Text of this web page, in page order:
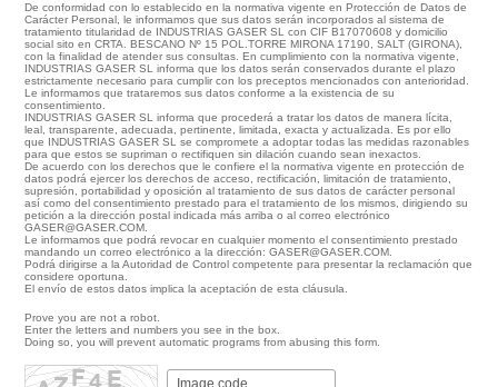
De conformidad con lo establecido en la normativa vigente en Protección de Datos de
Carácter Personal, le informamos que sus datos serán incorporados al sistema de
tratamiento titularidad de INDUSTRIAS GASER SL con CIF B17070608 y domicilio
social sito en CRTA. BESCANO Nº 15 POL.TORRE MIRONA 17190, SALT (GIRONA),
con la finalidad de atender sus consultas. En cumplimiento con la normativa vigente,
INDUSTRIAS GASER SL informa que los datos serán conservados durante el plazo
estrictamente necesario para cumplir con los preceptos mencionados con anterioridad.
Le informamos que trataremos sus datos conforme a la existencia de su
consentimiento.
INDUSTRIAS GASER SL informa que procederá a tratar los datos de manera lícita,
leal, transparente, adecuada, pertinente, limitada, exacta y actualizada. Es por ello
que INDUSTRIAS GASER SL se compromete a adoptar todas las medidas razonables
para que estos se supriman o rectifiquen sin dilación cuando sean inexactos.
De acuerdo con los derechos que le confiere el la normativa vigente en protección de
datos podrá ejercer los derechos de acceso, rectificación, limitación de tratamiento,
supresión, portabilidad y oposición al tratamiento de sus datos de carácter personal
así como del consentimiento prestado para el tratamiento de los mismos, dirigiendo su
petición a la dirección postal indicada más arriba o al correo electrónico
GASER@GASER.COM.
Le informamos que podrá revocar en cualquier momento el consentimiento prestado
mandando un correo electrónico a la dirección: GASER@GASER.COM.
Podrá dirigirse a la Autoridad de Control competente para presentar la reclamación que
considere oportuna.
El envío de estos datos implica la aceptación de esta cláusula.
Prove you are not a robot.
Enter the letters and numbers you see in the box.
Doing so, you will prevent automatic programs from abusing this form.